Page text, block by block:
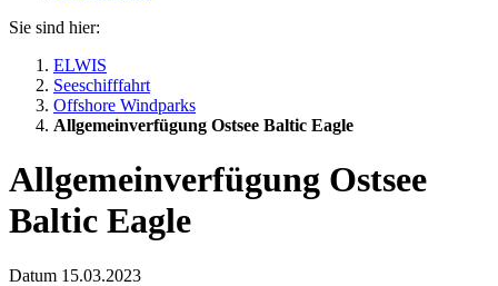
Sie sind hier:
ELWIS
Seeschifffahrt
Offshore Windparks
Allgemeinverfügung Ostsee Baltic Eagle
Allgemeinverfügung Ostsee
Baltic Eagle
Datum 15.03.2023